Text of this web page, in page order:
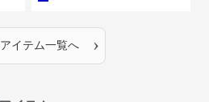
イテム一覧へ ›